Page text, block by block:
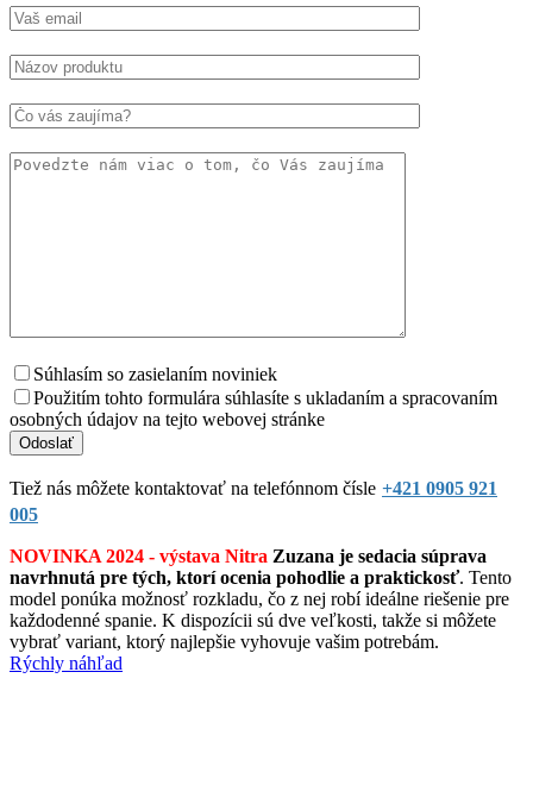
Súhlasím so zasielaním noviniek
Použitím tohto formulára súhlasíte s ukladaním a spracovaním
osobných údajov na tejto webovej stránke
Tiež nás môžete kontaktovať na telefónnom čísle +421 0905 921
005
NOVINKA 2024 - výstava Nitra Zuzana je sedacia súprava
navrhnutá pre tých, ktorí ocenia pohodlie a praktickosť. Tento
model ponúka možnosť rozkladu, čo z nej robí ideálne riešenie pre
každodenné spanie. K dispozícii sú dve veľkosti, takže si môžete
vybrať variant, ktorý najlepšie vyhovuje vašim potrebám.
Rýchly náhľad